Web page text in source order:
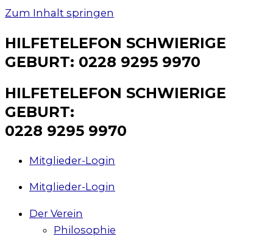
Zum Inhalt springen
HILFETELEFON SCHWIERIGE
GEBURT: 0228 9295 9970
HILFETELEFON SCHWIERIGE
GEBURT:
0228 9295 9970
Mitglieder-Login
Mitglieder-Login
Der Verein
Philosophie